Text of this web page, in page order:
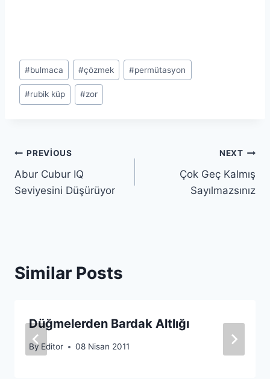
Post
Tags:
#bulmaca #çözmek #permütasyon
#rubik küp #zor
Yazı
gezinmesi
PREVIOUS
Abur Cubur IQ
Seviyesini Düşürüyor
NEXT
Çok Geç Kalmış
Sayılmazsınız
Similar Posts
Düğmelerden Bardak Altlığı
By Editor 08 Nisan 2011